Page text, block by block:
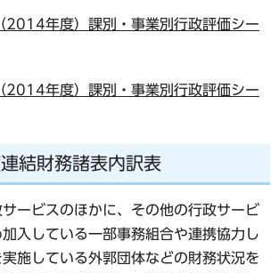
2014年度）課別・事業別行政評価シー
2014年度）課別・事業別行政評価シー
結財務諸表内訳表
ービスのほかに、その他の行政サービ
入している一部事務組合や連携協力し
施している外郭団体などの財務状況を